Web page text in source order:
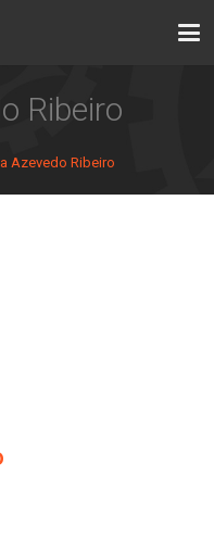
Ribeiro
Azevedo Ribeiro